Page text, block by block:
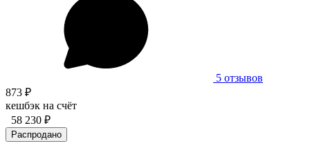
5 отзывов
873 ₽
кешбэк на счёт
58 230 ₽
Распродано